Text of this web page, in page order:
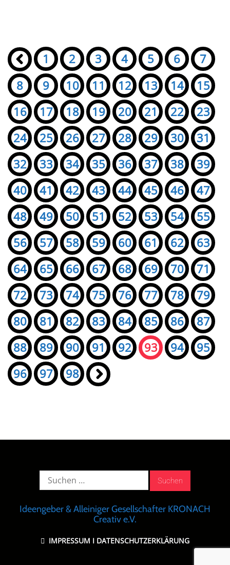
Seiten:
« 1 2 3 4 5 6
7
8
9 10 11 12 13 14
15
16
17 18 19 20 21 22
23
24
25 26 27 28 29 30
31
32
33 34 35 36 37 38
39
40
41 42 43 44 45 46
47
48
49 50 51 52 53 54
55
56
57 58 59 60 61 62
63
64
65 66 67 68 69 70
71
72
73 74 75 76 77 78
79
80
81 82 83 84 85 86
87
88
89 90 91 92 93 94
95
96
97 98 »
Suche
Ideengeber & Alleiniger Gesellschafter KRONACH
Creativ e.V.
IMPRESSUM I DATENSCHUTZERKLÄRUNG